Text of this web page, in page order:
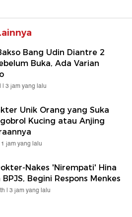
Bang Udin Diantre 2
Buka, Ada Varian
| 3 jam yang lalu
Unik Orang yang Suka
Kucing atau Anjing
1 jam yang lalu
Nakes 'Nirempati' Hina
BPJS, Begini Respons Menkes
| 3 jam yang lalu